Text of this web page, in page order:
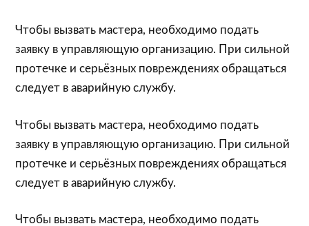
Чтобы вызвать мастера, необходимо подать
заявку в управляющую организацию. При сильной
протечке и серьёзных повреждениях обращаться
следует в аварийную службу.
Чтобы вызвать мастера, необходимо подать
заявку в управляющую организацию. При сильной
протечке и серьёзных повреждениях обращаться
следует в аварийную службу.
Чтобы вызвать мастера, необходимо подать